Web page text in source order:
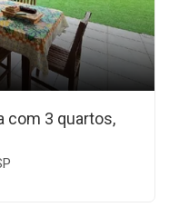
com 3 quartos,